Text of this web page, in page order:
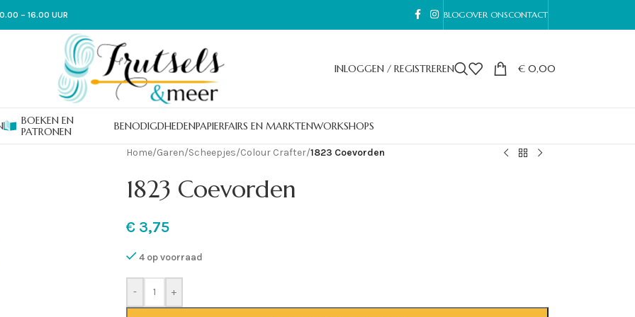
– 16.00 UUR BLOGOVER ONSCONTACT
INLOGGEN / REGISTREREN € 0,00
BOEKEN EN
PATRONEN
BENODIGDHEDENPAPIERFAIRS EN MARKTENWORKSHOPS
Home/Garen/Scheepjes/Colour Crafter/1823 Coevorden
1823 Coevorden
€3,75
4 op voorraad
- +